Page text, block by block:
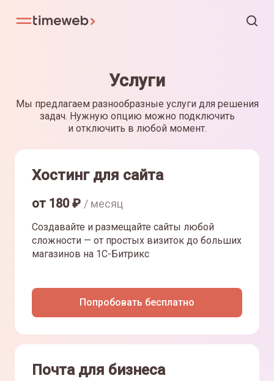
Услуги
Мы предлагаем разнообразные услуги для решения
задач. Нужную опцию можно подключить
и отключить в любой момент.
Хостинг для сайта
от 180₽ / месяц
Создавайте и размещайте сайты любой
сложности — от простых визиток до больших
магазинов на 1С-Битрикс
Попробовать бесплатно
Почта для бизнеса